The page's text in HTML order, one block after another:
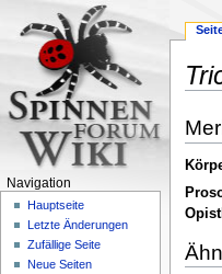
Navigation
Hauptseite
Letzte Änderungen
Zufällige Seite
Neue Seiten